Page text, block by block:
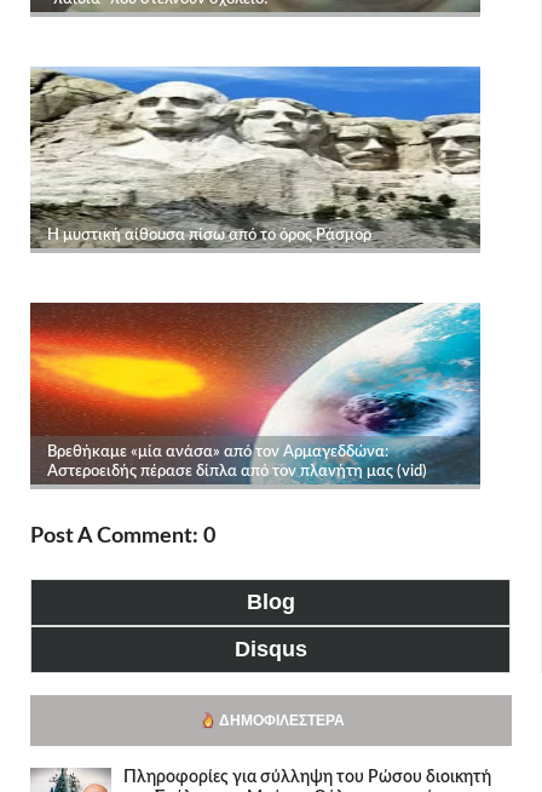
Post A Comment: 0
Blog
Disqus
ΔΗΜΟΦΙΛΈΣΤΕΡΑ
Πληροφορίες για σύλληψη του Ρώσου διοικητή